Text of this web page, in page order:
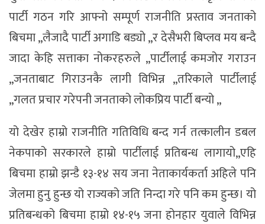
पार्टी गठन गरि आफ्नो सम्पूर्ण राजनीति प्रस्ताव जनताको
बिचमा ,,लैजादै पार्टी अगाडि बड्यो ,,र देसैभरी बिप्लव मय बन्दै
जादा केहि सत्ताका नोकरहरुले ,,पार्टीलाई कमजोर गराउन
,,जनताबाट गिराउनकै लागी विभिन्न ,,तरिकाले पार्टीलाई
,,गलत प्रचार गरेपनी जनताको लोकप्रिय पार्टी बन्यो ,,
यो देखेर हाम्रो राजनीति गतिविधि बन्द गर्न तत्कालीन डबल
नेकपाको सरकारले हाम्रो पार्टीलाई प्रतिबन्ध लागायो,,एहि
बिचमा हाम्रो झन्डै १३-१४ सय जना नेताकार्यकर्ता अहिले पनि
जेलमा हुनु हुन्छ यो राज्यको जति निन्दा गरे पनि कम हुन्छ। यो
प्रतिबन्धको बिचमा हाम्रो १४-१५ जना होनहार युवाले विभिन्न